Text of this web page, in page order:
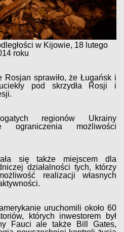
w Kijowie, 18 lutego
roku
Rosjan sprawiło, że Ługańsk i
pod skrzydła Rosji i
regionów Ukrainy
ograniczenia możliwości
się także miejscem dla
działalności tych, którzy
realizacji własnych
uruchomili około 60
których inwestorem był
Fauci ale także Bill Gates,